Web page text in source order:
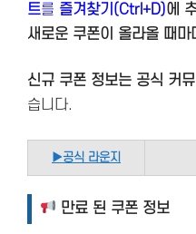
트를 즐겨찾기(Ctrl+D)에
새로운 쿠폰이 올라올 때마
신규 쿠폰 정보는 공식 커
습니다.
▶공식 라운지
만료 된 쿠폰 정보